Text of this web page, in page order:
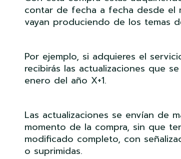
contar de fecha a fecha desde el
vayan produciendo de los temas
Por ejemplo, si adquieres el
recibirás las actualizaciones que
enero del año X+1.
Las actualizaciones se envían de
momento de la compra, sin que
modificado completo, con
o suprimidas.